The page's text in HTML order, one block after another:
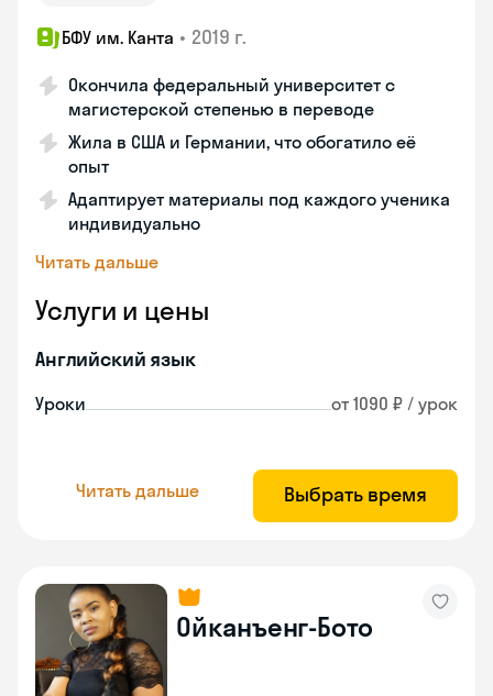
БФУ им. Канта • 2019 г.
Окончила федеральный университет с
магистерской степенью в переводе
Жила в США и Германии, что обогатило её
опыт
Адаптирует материалы под каждого ученика
индивидуально
Читать дальше
Услуги и цены
Английский язык
Уроки от 1090 ₽ / урок
Читать дальше Выбрать время
Ойканъенг-Бото